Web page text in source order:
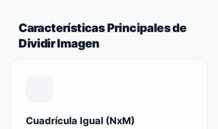
Características Principales de
Dividir Imagen
Cuadrícula Igual (NxM)